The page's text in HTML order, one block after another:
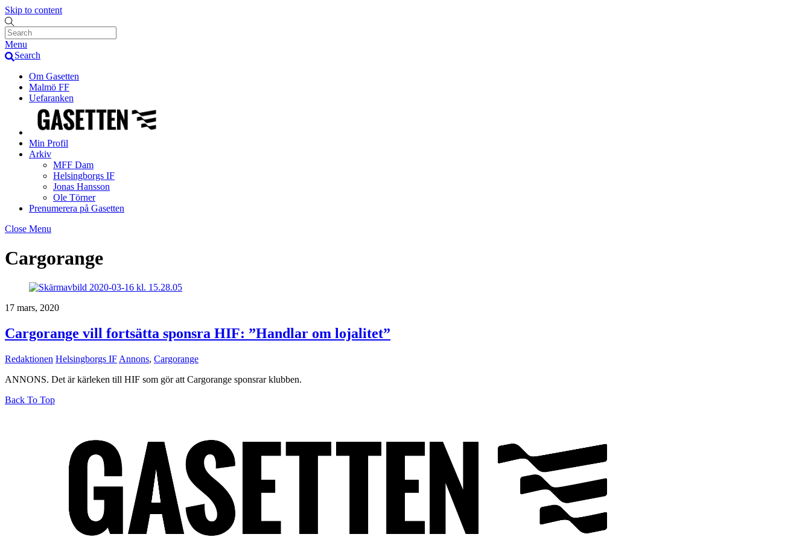
Skip to content
Menu
Search
Om Gasetten
Malmö FF
Uefaranken
Min Profil
Arkiv
MFF Dam
Helsingborgs IF
Jonas Hansson
Ole Törner
Prenumerera på Gasetten
Close Menu
Cargorange
17 mars, 2020
Cargorange vill fortsätta sponsra HIF: ”Handlar om lojalitet”
Redaktionen Helsingborgs IF Annons, Cargorange
ANNONS. Det är kärleken till HIF som gör att Cargorange sponsrar klubben.
Back To Top